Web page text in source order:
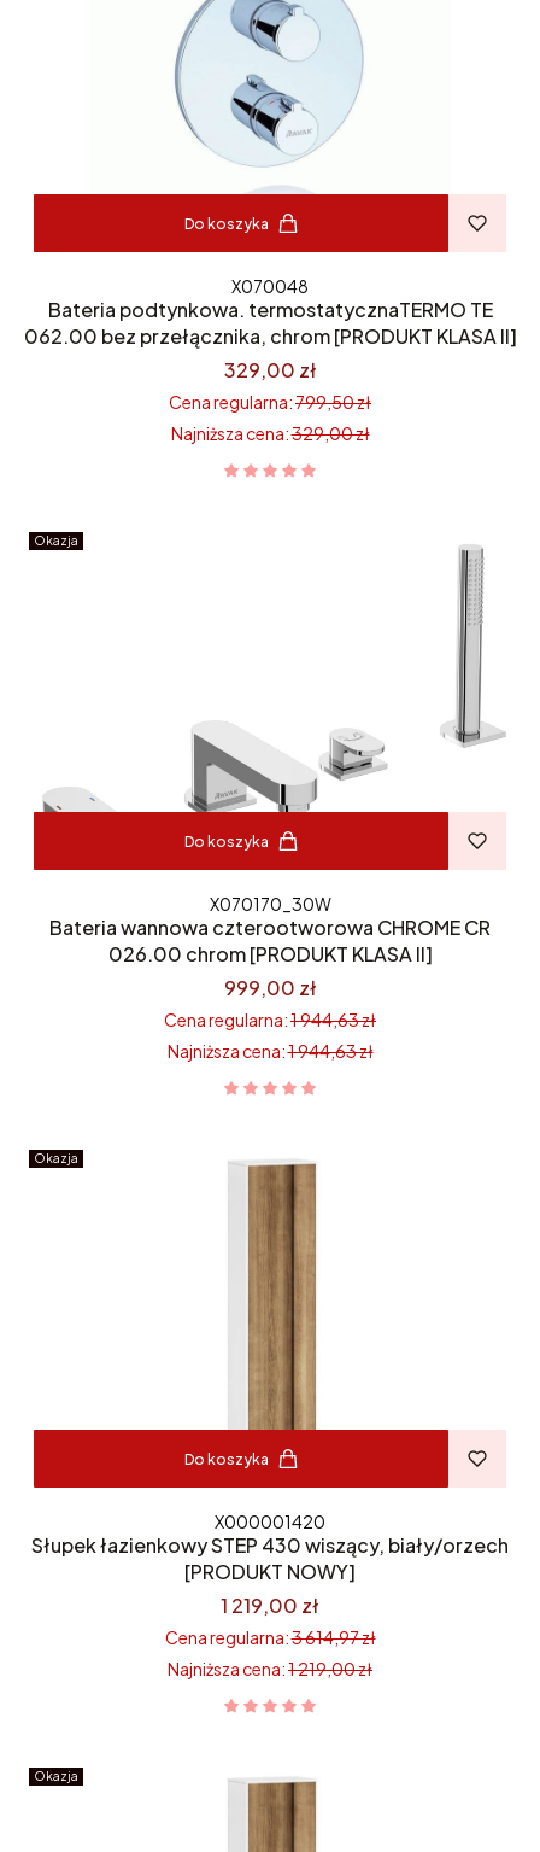
Do koszyka
X070048
Bateria podtynkowa. termostatycznaTERMO TE
062.00 bez przełącznika, chrom [PRODUKT KLASA II]
329,00 zł
Cena regularna:799,50 zł
Najniższa cena:329,00 zł
Okazja
Do koszyka
X070170_30W
Bateria wannowa czterootworowa CHROME CR
026.00 chrom [PRODUKT KLASA II]
999,00 zł
Cena regularna:1 944,63 zł
Najniższa cena:1 944,63 zł
Okazja
Do koszyka
X000001420
Słupek łazienkowy STEP 430 wiszący, biały/orzech
[PRODUKT NOWY]
1 219,00 zł
Cena regularna:3 614,97 zł
Najniższa cena:1 219,00 zł
Okazja